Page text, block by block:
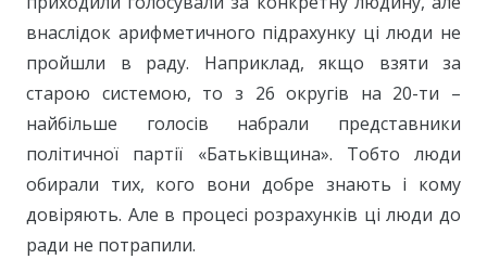
внаслідок арифметичного підрахунку ці люди не
пройшли в раду. Наприклад, якщо взяти за
старою системою, то з 26 округів на 20-ти –
найбільше голосів набрали представники
політичної партії «Батьківщина». Тобто люди
обирали тих, кого вони добре знають і кому
довіряють. Але в процесі розрахунків ці люди до
ради не потрапили.